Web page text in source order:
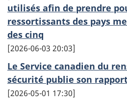
utilisés afin de prendre
ressortissants des pays
des cinq
2026-06-03 20:03
Le Service canadien du
sécurité publie son
2026-05-01 17:30